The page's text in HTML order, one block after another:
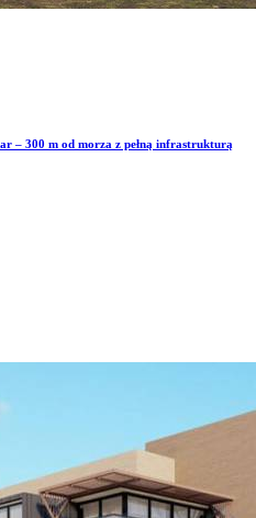
– 300 m od morza z pełną infrastrukturą